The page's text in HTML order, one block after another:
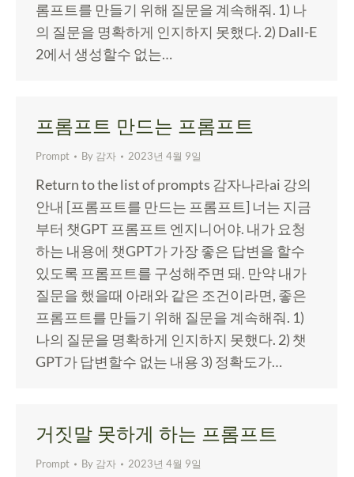
롬프트를 만들기 위해 질문을 계속해줘. 1) 나
의 질문을 명확하게 인지하지 못했다. 2) Dall-E
2에서 생성할수 없는…
프롬프트 만드는 프롬프트
Prompt By 감자 2023년 4월 9일
Return to the list of prompts 감자나라ai 강의
안내 [프롬프트를 만드는 프롬프트] 너는 지금
부터 챗GPT 프롬프트 엔지니어야. 내가 요청
하는 내용에 챗GPT가 가장 좋은 답변을 할수
있도록 프롬프트를 구성해주면 돼. 만약 내가
질문을 했을때 아래와 같은 조건이라면, 좋은
프롬프트를 만들기 위해 질문을 계속해줘. 1)
나의 질문을 명확하게 인지하지 못했다. 2) 챗
GPT가 답변할수 없는 내용 3) 정확도가…
거짓말 못하게 하는 프롬프트
Prompt By 감자 2023년 4월 9일